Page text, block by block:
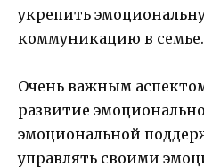
укрепить
коммуникацию в семье.
Очень важным
развитие
эмоциональной
управлять своими